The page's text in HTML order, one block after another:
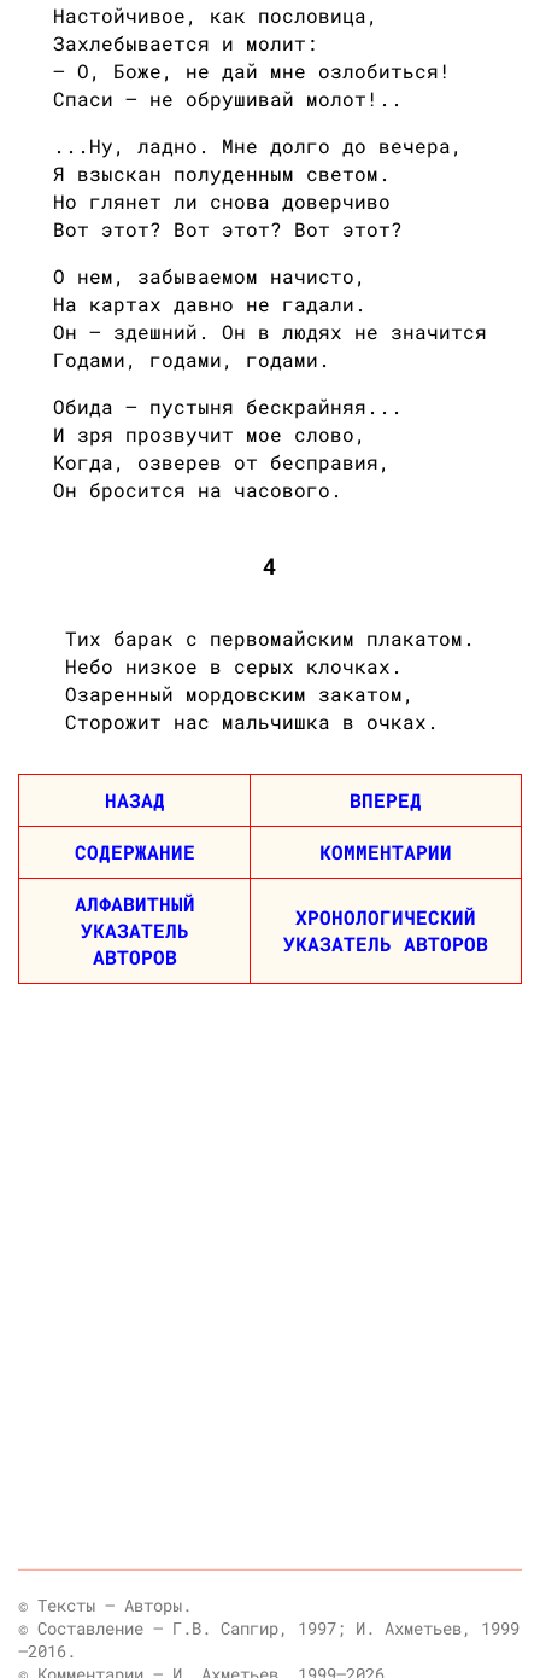
Настойчивое, как пословица,
Захлебывается и молит:
— О, Боже, не дай мне озлобиться!
Спаси — не обрушивай молот!..
...Ну, ладно. Мне долго до вечера,
Я взыскан полуденным светом.
Но глянет ли снова доверчиво
Вот этот? Вот этот? Вот этот?
О нем, забываемом начисто,
На картах давно не гадали.
Он — здешний. Он в людях не значится
Годами, годами, годами.
Обида — пустыня бескрайняя...
И зря прозвучит мое слово,
Когда, озверев от бесправия,
Он бросится на часового.
4
Тих барак с первомайским плакатом.
Небо низкое в серых клочках.
Озаренный мордовским закатом,
Сторожит нас мальчишка в очках.
НАЗАД ВПЕРЕД
СОДЕРЖАНИЕ КОММЕНТАРИИ
АЛФАВИТНЫЙ
УКАЗАТЕЛЬ
АВТОРОВ
ХРОНОЛОГИЧЕСКИЙ
УКАЗАТЕЛЬ АВТОРОВ
© Тексты — Авторы.
© Составление — Г.В. Сапгир, 1997; И. Ахметьев, 1999
—2016.